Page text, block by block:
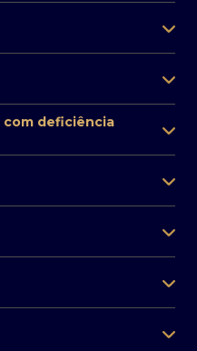
com deficiência